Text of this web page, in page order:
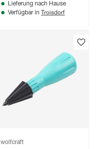
Lieferung nach Hause
Verfügbar in Troisdorf
wolfcraft